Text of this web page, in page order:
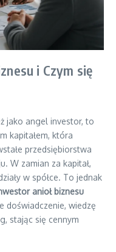
i Czym się
jako angel investor, to
kapitałem, która
przedsiębiorstwa
W zamian za kapitał,
w spółce. To jednak
anioł biznesu
doświadczenie, wiedzę
stając się cennym